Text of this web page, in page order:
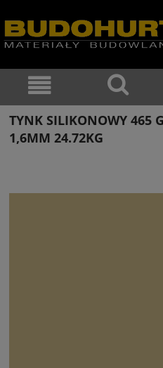
TYNK SILIKONOWY 465
1,6MM 24.72KG